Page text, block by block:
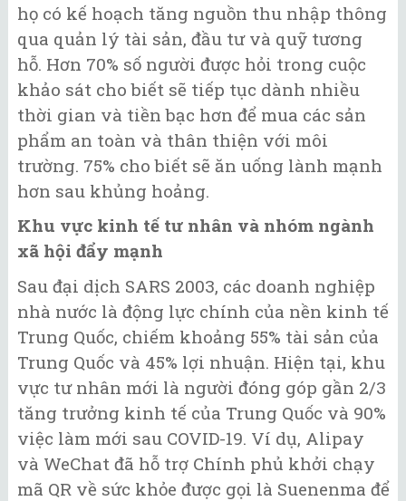
họ có kế hoạch tăng nguồn thu nhập thông
qua quản lý tài sản, đầu tư và quỹ tương
hỗ. Hơn 70% số người được hỏi trong cuộc
khảo sát cho biết sẽ tiếp tục dành nhiều
thời gian và tiền bạc hơn để mua các sản
phẩm an toàn và thân thiện với môi
trường. 75% cho biết sẽ ăn uống lành mạnh
hơn sau khủng hoảng.
Khu vực kinh tế tư nhân và nhóm ngành
xã hội đẩy mạnh
Sau đại dịch SARS 2003, các doanh nghiệp
nhà nước là động lực chính của nền kinh tế
Trung Quốc, chiếm khoảng 55% tài sản của
Trung Quốc và 45% lợi nhuận. Hiện tại, khu
vực tư nhân mới là người đóng góp gần 2/3
tăng trưởng kinh tế của Trung Quốc và 90%
việc làm mới sau COVID-19. Ví dụ, Alipay
và WeChat đã hỗ trợ Chính phủ khởi chạy
mã QR về sức khỏe được gọi là Suenenma để